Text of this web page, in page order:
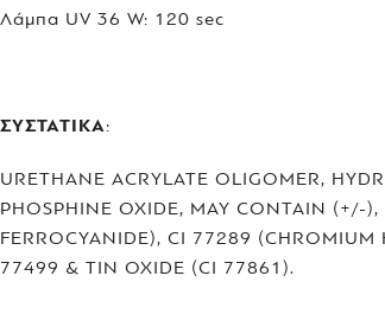
Λάμπα UV 36 W: 120 sec
ΣΥΣΤΑΤΙΚΑ:
URETHANE ACRYLATE OLIGOMER,
PHOSPHINE OXIDE, MAY CONTAIN (+/-
FERROCYANIDE), CI 77289
77499 & TIN OXIDE (CI 77861).